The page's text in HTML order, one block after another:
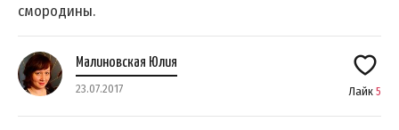
смородины.
Малиновская Юлия
23.07.2017 Лайк 5